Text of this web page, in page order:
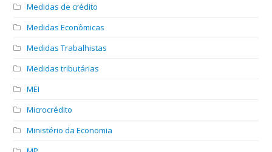
Medidas de crédito
Medidas Econômicas
Medidas Trabalhistas
Medidas tributárias
MEI
Microcrédito
Ministério da Economia